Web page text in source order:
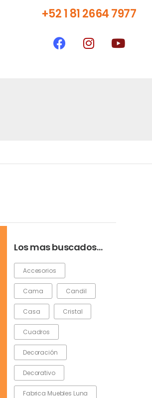
+52 1 81 2664 7977
Los mas buscados…
Accesorios
Cama Candil
Casa Cristal
Cuadros
Decoración
Decorativo
Fabrica Muebles Luna